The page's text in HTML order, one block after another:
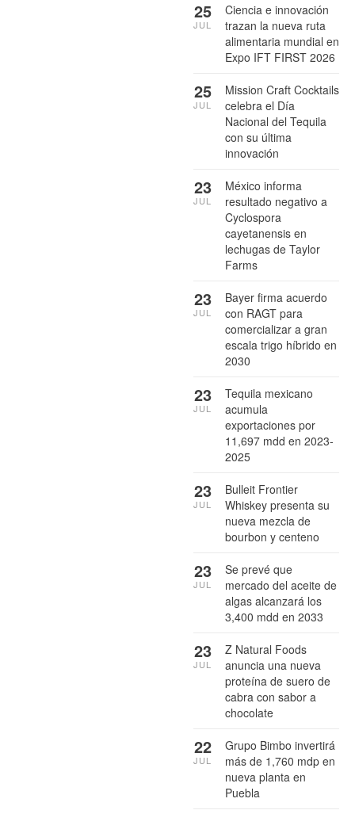
Ciencia e innovación
trazan la nueva ruta
alimentaria mundial en
Expo IFT FIRST 2026
25
JUL
Mission Craft Cocktails
celebra el Día
Nacional del Tequila
con su última
innovación
25
JUL
México informa
resultado negativo a
Cyclospora
cayetanensis en
lechugas de Taylor
Farms
23
JUL
Bayer firma acuerdo
con RAGT para
comercializar a gran
escala trigo híbrido en
2030
23
JUL
Tequila mexicano
acumula
exportaciones por
11,697 mdd en 2023-
2025
23
JUL
Bulleit Frontier
Whiskey presenta su
nueva mezcla de
bourbon y centeno
23
JUL
Se prevé que
mercado del aceite de
algas alcanzará los
3,400 mdd en 2033
23
JUL
Z Natural Foods
anuncia una nueva
proteína de suero de
cabra con sabor a
chocolate
23
JUL
Grupo Bimbo invertirá
más de 1,760 mdp en
nueva planta en
Puebla
22
JUL